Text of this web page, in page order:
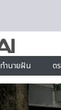
ทำนายฝัน ต